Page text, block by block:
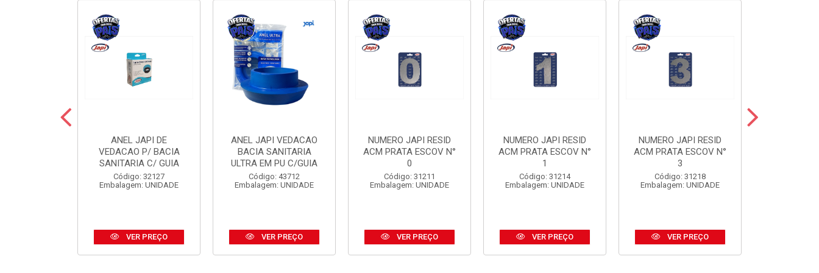
ANEL JAPI DE
VEDACAO P/ BACIA
SANITARIA C/ GUIA
Código: 32127
Embalagem: UNIDADE
VER PREÇO
ANEL JAPI VEDACAO
BACIA SANITARIA
ULTRA EM PU C/GUIA
Código: 43712
Embalagem: UNIDADE
VER PREÇO
NUMERO JAPI RESID
ACM PRATA ESCOV N°
0
Código: 31211
Embalagem: UNIDADE
VER PREÇO
NUMERO JAPI RESID
ACM PRATA ESCOV N°
1
Código: 31214
Embalagem: UNIDADE
VER PREÇO
NUMERO JAPI RESID
ACM PRATA ESCOV N°
3
Código: 31218
Embalagem: UNIDADE
VER PREÇO